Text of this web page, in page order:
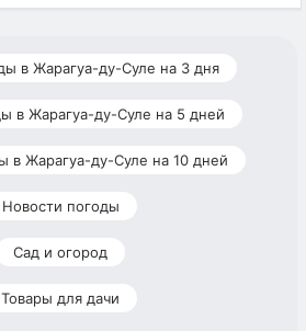
в Жарагуа-ду-Суле на 3 дня
в Жарагуа-ду-Суле на 5 дней
в Жарагуа-ду-Суле на 10 дней
Новости погоды
Сад и огород
Товары для дачи